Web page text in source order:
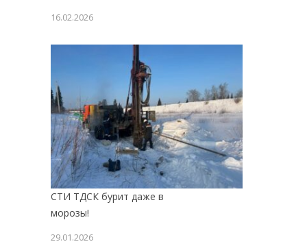
16.02.2026
СТИ ТДСК бурит даже в
морозы!
29.01.2026